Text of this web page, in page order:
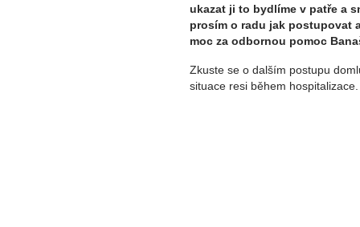
ukazat ji to bydlíme v patře a
prosím o radu jak postupovat
moc za odbornou pomoc
Zkuste se o dalším postupu
situace resi během